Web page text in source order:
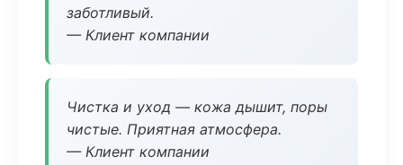
заботливый.
— Клиент компании
Чистка и уход — кожа дышит, поры
чистые. Приятная атмосфера.
— Клиент компании